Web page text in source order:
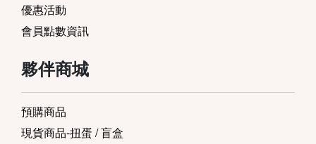
優惠活動
會員點數資訊
夥伴商城
預購商品
現貨商品-扭蛋 / 盲盒